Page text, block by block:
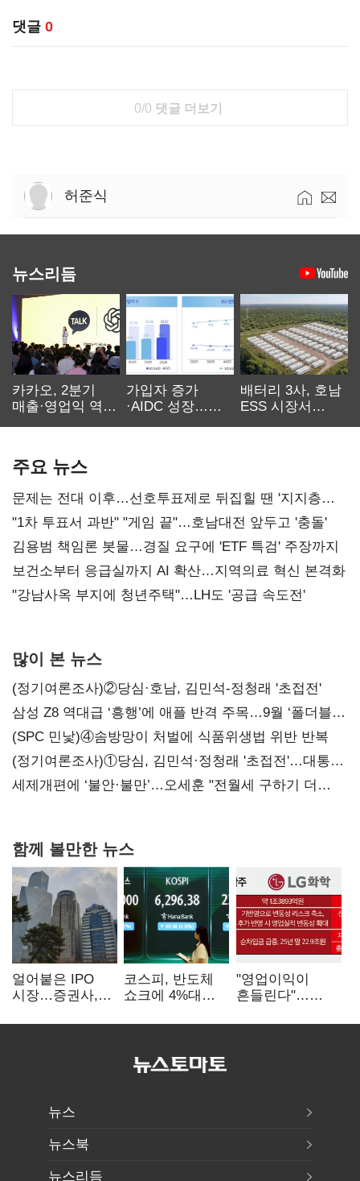
댓글 0
0/0 댓글 더보기
허준식
뉴스리듬
카카오, 2분기
매출·영업익 역대
가입자 증가
·AIDC 성장…
배터리 3사, 호남
ESS 시장서
주요 뉴스
문제는 전대 이후…선호투표제로 뒤집힐 땐 '지지층
불복'
"1차 투표서 과반" "게임 끝"…호남대전 앞두고 '충돌'
김용범 책임론 봇물…경질 요구에 'ETF 특검' 주장까지
보건소부터 응급실까지 AI 확산…지역의료 혁신 본격화
"강남사옥 부지에 청년주택"…LH도 '공급 속도전'
많이 본 뉴스
(정기여론조사)②당심·호남, 김민석-정청래 '초접전'
삼성 Z8 역대급 ‘흥행’에 애플 반격 주목…9월 ‘폴더블
대전’
(SPC 민낯)④솜방망이 처벌에 식품위생법 위반 반복
(정기여론조사)①당심, 김민석·정청래 '초접전'…대통령
지지도 '50% 아래로'(종합)
세제개편에 ‘불안·불만’…오세훈 "전월세 구하기 더
함께 볼만한 뉴스
얼어붙은 IPO
시장…증권사,
전쟁' 기대
코스피, 반도체
쇼크에 4%대
5거래일째 상승
"영업이익이
흔들린다"…
18에 취약
뉴스
뉴스북
뉴스리듬